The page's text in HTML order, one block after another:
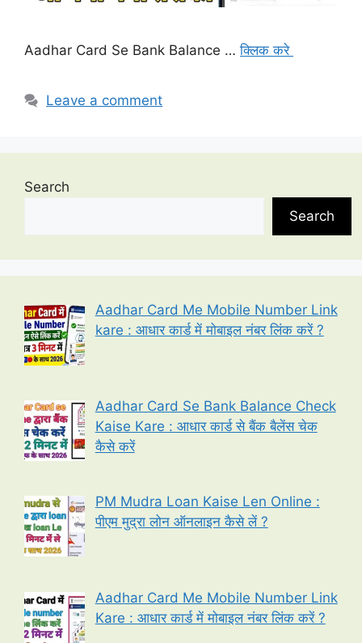
Aadhar Card Se Bank Balance …क्लिक करे
Leave a comment
Search
Search
Aadhar Card Me Mobile Number Link
kare : आधार कार्ड में मोबाइल नंबर लिंक करें ?
Aadhar Card Se Bank Balance Check
Kaise Kare : आधार कार्ड से बैंक बैलेंस चेक
कैसे करें
PM Mudra Loan Kaise Len Online :
पीएम मुद्रा लोन ऑनलाइन कैसे लें ?
Aadhar Card Me Mobile Number Link
Kare : आधार कार्ड में मोबाइल नंबर लिंक करें ?